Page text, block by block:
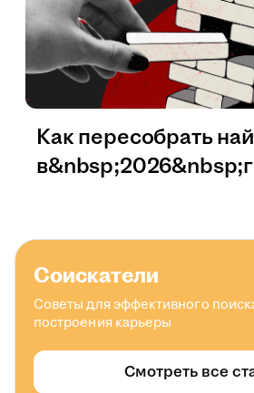
Как пересобрать
Соискатели
Советы для эффективного
построения карьеры
Смотреть все